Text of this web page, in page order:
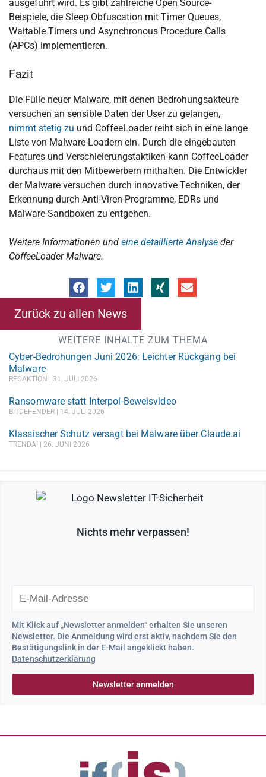
ausgeführt wird. Es gibt zahlreiche Open Source-
Beispiele, die Sleep Obfuscation mit Timer Queues,
Waitable Timers und Asynchronous Procedure Calls
(APCs) implementieren.
Fazit
Die Fülle neuer Malware, mit denen Bedrohungsakteure
versuchen an sensible Daten der User zu gelangen,
nimmt stetig zu und CoffeeLoader reiht sich in eine lange
Liste von Malware-Loadern ein. Durch die eingebauten
Features und Verschleierungstaktiken kann CoffeeLoader
durchaus mit den Mitbewerbern mithalten. Die Entwickler
der Malware versuchen durch innovative Techniken, der
Erkennung durch Anti-Viren-Programme, EDRs und
Malware-Sandboxen zu entgehen.
Weitere Informationen und eine detaillierte Analyse der
CoffeeLoader Malware.
Zurück zu allen News
WEITERE INHALTE ZUM THEMA
Cyber-Bedrohungen Juni 2026: Leichter Rückgang bei
Malware
REDAKTION 31. JULI 2026
Ransomware statt Interpol-Beweisvideo
BITDEFENDER 14. JULI 2026
Klassischer Schutz versagt bei Malware über Claude.ai
TRENDAI 26. JUNI 2026
Nichts mehr verpassen!
Mit Klick auf „Newsletter anmelden“ erhalten Sie unseren
Newsletter. Die Anmeldung wird erst aktiv, nachdem Sie den
Bestätigungslink in der E-Mail angeklickt haben.
Datenschutzerklärung